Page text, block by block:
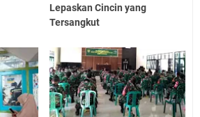
Lepaskan Cincin yang
Tersangkut